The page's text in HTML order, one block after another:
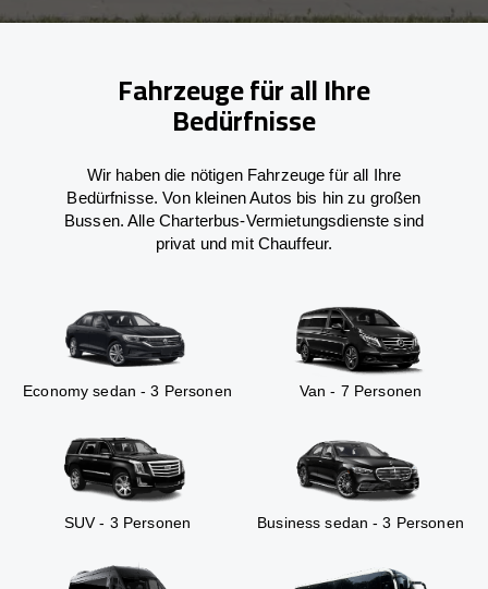
Fahrzeuge für all Ihre
Bedürfnisse
Wir haben die nötigen Fahrzeuge für all Ihre
Bedürfnisse. Von kleinen Autos bis hin zu großen
Bussen. Alle Charterbus-Vermietungsdienste sind
privat und mit Chauffeur.
Economy sedan - 3 Personen Van - 7 Personen
SUV - 3 Personen Business sedan - 3 Personen